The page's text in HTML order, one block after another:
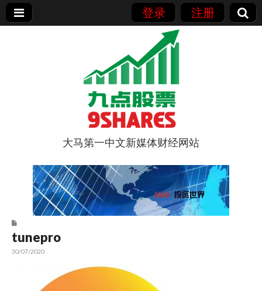
登录 注册
9点股票
大马第一中文新媒体财经网站
tunepro
30/07/2020